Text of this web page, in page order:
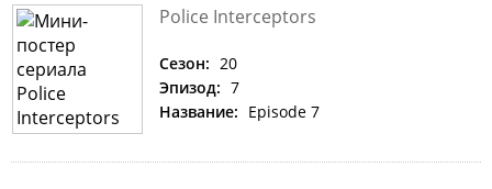
Police Interceptors
Сезон: 20
Эпизод: 7
Название: Episode 7